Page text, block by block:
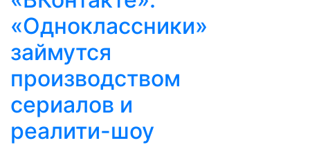
«Одноклассники»
займутся
производством
сериалов и
реалити-шоу